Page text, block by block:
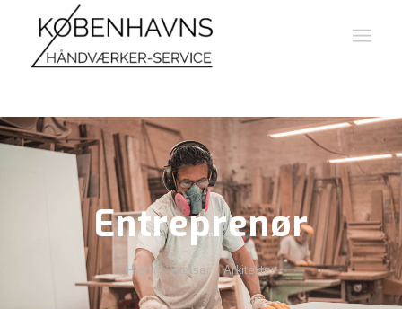
Entreprenør
Hjem Ydelser Arkitekter